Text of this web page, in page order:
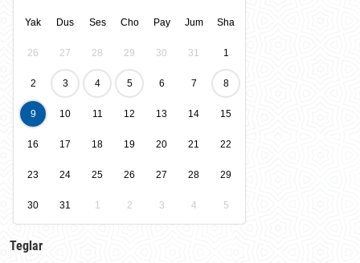
Yak Dus Ses Cho Pay Jum Sha
26 27 28 29 30 31 1
2 3 4 5 6 7 8
9 10 11 12 13 14 15
16 17 18 19 20 21 22
23 24 25 26 27 28 29
30 31 1 2 3 4 5
Teglar